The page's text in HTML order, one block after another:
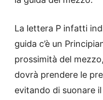
La lettera P infatti
guida c’è un
prossimità del
dovrà prendere le
evitando di suonare